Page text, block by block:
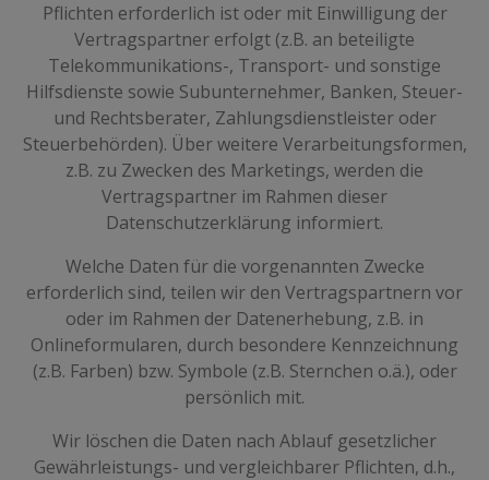
Pflichten erforderlich ist oder mit Einwilligung der
Vertragspartner erfolgt (z.B. an beteiligte
Telekommunikations-, Transport- und sonstige
Hilfsdienste sowie Subunternehmer, Banken, Steuer-
und Rechtsberater, Zahlungsdienstleister oder
Steuerbehörden). Über weitere Verarbeitungsformen,
z.B. zu Zwecken des Marketings, werden die
Vertragspartner im Rahmen dieser
Datenschutzerklärung informiert.
Welche Daten für die vorgenannten Zwecke
erforderlich sind, teilen wir den Vertragspartnern vor
oder im Rahmen der Datenerhebung, z.B. in
Onlineformularen, durch besondere Kennzeichnung
(z.B. Farben) bzw. Symbole (z.B. Sternchen o.ä.), oder
persönlich mit.
Wir löschen die Daten nach Ablauf gesetzlicher
Gewährleistungs- und vergleichbarer Pflichten, d.h.,